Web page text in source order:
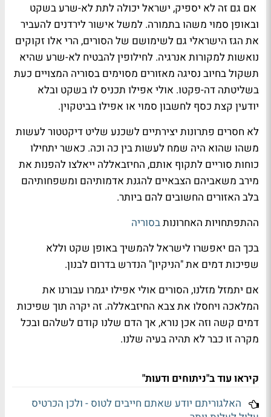
אם גם זה לא יספיק, ישראל יכולה לתת לא-שרע בשקט
ובאופן סמוי משהו בתמורה. למשל אישור לירדנים להעביר
את הגז הישראלי גם לשימושם של הסורים, הרי אלו זקוקים
נואשות למקורות אנרגיה. לחילופין להבטיח לא-שרע שהיא
תשקול בחיוב נסיגה מאזורים מסוימים בסוריה המצויים כעת
בשליטתה דה-פקטו. אולי אפילו תכניס לו בשקט ובלא
יודעין קצת כסף לחשבון סמוי או אפילו בביטקוין.
לא חסרים פתרונות יצירתיים לשכנע שליט דיקטטור לעשות
משהו שהוא היה שמח לעשות בין כה וכה. כאשר יתחילו
כוחות סוריים לתקוף אותם, החיזבאללה ייאלצו להפנות את
מירב משאביהם הצבאיים להגנת אדמותיהם ומשפחותיהם
בלב האזורים החשובים להם ביותר.
ההתפתחויות האחרונותבסוריה
בכך הם יאפשרו לישראל להמשיך באופן שקט וללא
שפיכות דמים את "הניקיון" הנדרש בדרום לבנון.
אם יתמזל מזלנו, הסורים אולי אפילו יגמרו עבורנו את
המלאכה ויחסלו את צבא החיזבאללה. זה יקרה תוך שפיכות
דמים קשה וזה אכן נורא, אך הדם שלנו קודם לשלהם ובכל
מקרה זו כבר לא תהיה בעיה שלנו.
קיראו עוד ב"ניתוחים ודעות"
האלגוריתם יודע שאתם חייבים לטוס - ולכן הכרטיס